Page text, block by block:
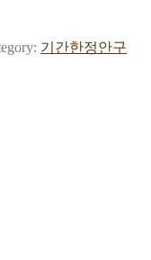
기간한정안구